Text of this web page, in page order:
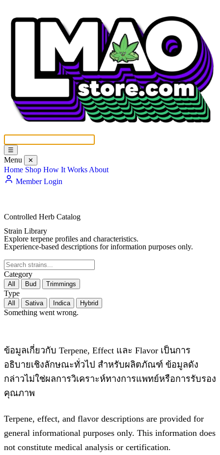
☰
Menu ✕
Home Shop How It Works About
Member Login
Controlled Herb Catalog
Strain Library
Explore terpene profiles and characteristics.
Experience-based descriptions for information purposes only.
Category
All Bud Trimmings
Type
All Sativa Indica Hybrid
Something went wrong.
ข้อมูลเกี่ยวกับ Terpene, Effect และ Flavor เป็นการ
อธิบายเชิงลักษณะทั่วไป สำหรับผลิตภัณฑ์ ข้อมูลดัง
กล่าวไม่ใช่ผลการวิเคราะห์ทางการแพทย์หรือการรับรอง
คุณภาพ
Terpene, effect, and flavor descriptions are provided for
general informational purposes only. This information does
not constitute medical analysis or certification.